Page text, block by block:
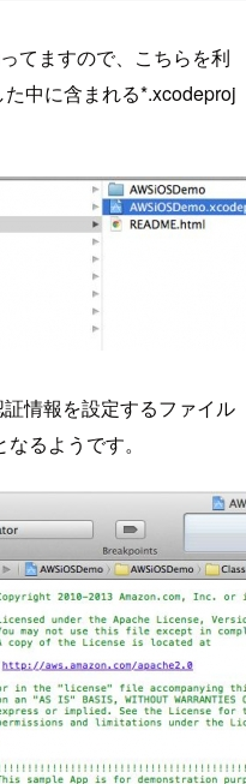
てますので、こちらを利
中に含まれる*.xcodeproj
情報を設定するファイル
るようです。